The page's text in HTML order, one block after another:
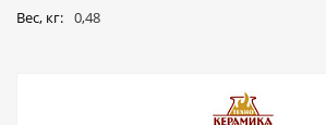
Вес, кг 0,48